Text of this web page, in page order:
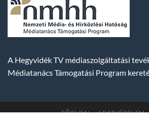
A Hegyvidék TV médiaszolgáltatási
Médiatanács Támogatási Program
FŐOLDAL ADATVÉDELEM